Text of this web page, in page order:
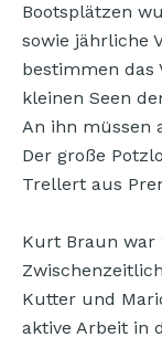
Bootsplätzen
sowie jährliche
bestimmen das
kleinen Seen
An ihn müssen
Der große
Trellert aus
Kurt Braun war
Kutter und
aktive Arbeit in